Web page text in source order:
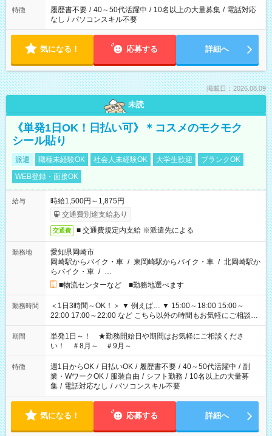
特徴 履歴書不要 / 40～50代活躍中 / 10名以上の大量募集 / 電話対応
なし / パソコンスキル不要
気になる！ 応募する 詳細へ
掲載日：2026.08.09
未読
《単発1日OK！日払い可》＊コスメのモクモク
シール貼り
派遣 職種未経験OK 社会人未経験OK 大学生歓迎
ブランクOK
WEB登録・面接OK
給与
時給1,500円～1,875円
交通費別途支給あり
交通費 ■ 交通費規定内支給 ※派遣先による
勤務地
愛知県岡崎市
岡崎駅からバイク・車 / 東岡崎駅からバイク・車 / 北岡崎駅か
らバイク・車 / …
■物流センターなど ■勤務地選べます
勤務時間
＜1日3時間～OK！＞ ▼ 例えば… ▼ 15:00～18:00 15:00～
22:00 17:00～22:00 など こちら以外の時間もお気軽にご相談く
ださい！
期間
単発1日～！ ★勤務開始日や期間はお気軽にご相談くださ
い！ ＃8月～ ＃9月～
特徴 週1日からOK / 日払いOK / 履歴書不要 / 40～50代活躍中 / 副
業・WワークOK / 服装自由 / シフト勤務 / 10名以上の大量募
集 / 電話対応なし / パソコンスキル不要
気になる！ 応募する 詳細へ